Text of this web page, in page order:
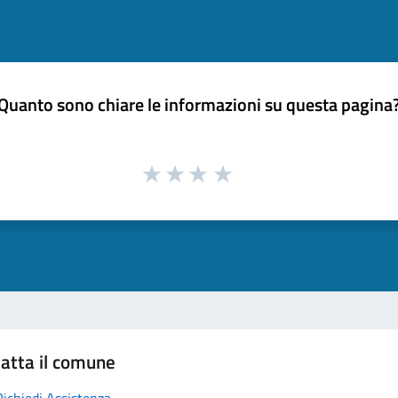
sono chiare le informazioni su questa
il comune